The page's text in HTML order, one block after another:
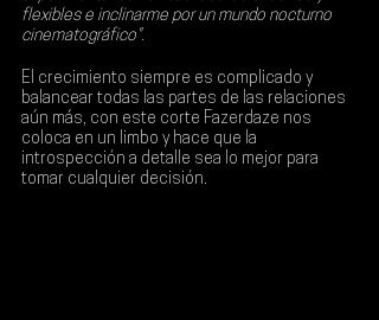
flexibles e inclinarme por un mundo nocturno
cinematográfico".
El crecimiento siempre es complicado y
balancear todas las partes de las relaciones
aún más, con este corte Fazerdaze nos
coloca en un limbo y hace que la
introspección a detalle sea lo mejor para
tomar cualquier decisión.